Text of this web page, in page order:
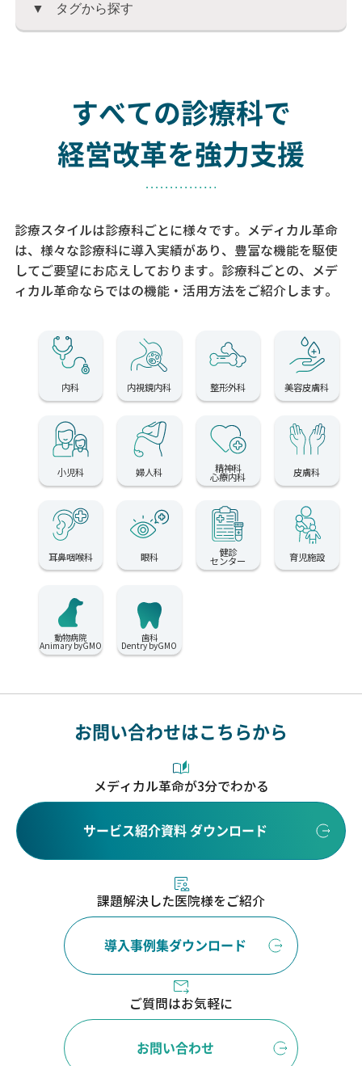
タグから探す
すべての診療科で
経営改革を強力支援
診療スタイルは診療科ごとに様々です。メディカル革命
は、様々な診療科に導入実績があり、 豊富な機能を駆使
してご要望にお応えしております。 診療科ごとの、メデ
ィカル革命ならではの機能・活用方法をご紹介します。
内科 内視鏡内科 整形外科 美容皮膚科
小児科 婦人科 精神科
心療内科 皮膚科
耳鼻咽喉科 眼科 健診
センター 育児施設
動物病院
Animary byGMO
歯科
Dentry byGMO
お問い合わせはこちらから
メディカル革命が3分でわかる
サービス紹介資料 ダウンロード
課題解決した医院様をご紹介
導入事例集ダウンロード
ご質問はお気軽に
お問い合わせ